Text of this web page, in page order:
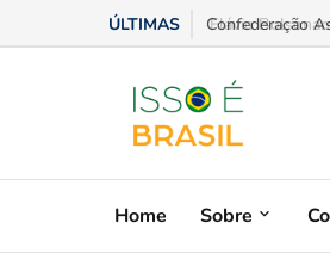
ÚLTIMAS Confederação
Home Sobre